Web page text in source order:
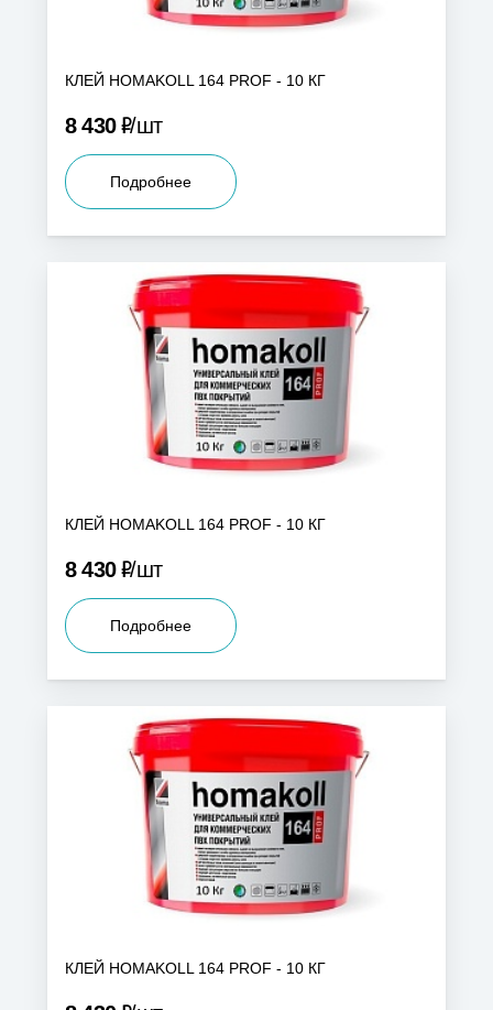
КЛЕЙ HOMAKOLL 164 PROF - 10 КГ
8 430Р шт
Подробнее
КЛЕЙ HOMAKOLL 164 PROF - 10 КГ
8 430Р шт
Подробнее
КЛЕЙ HOMAKOLL 164 PROF - 10 КГ